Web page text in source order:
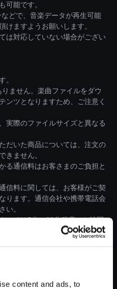
content and ads, to
可能です。
どで、音楽データが再生可能
けますようお願いします。
は対応していない場合がござい
。
ません。楽曲ファイルをダウ
ンツとなりますため、ご注意く
実際のファイルサイズと異なる
だいた商品については、注文の
きません。
る通信料はお客さまのご負担と
信料に関しては、お客様がご契
ります。通信会社や携帯電話会
い。
っては5分～83分程度のお時間
ウンロードの際には、通信環境